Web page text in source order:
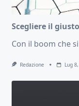
Scegliere il
Con il boom che
Redazione Lug